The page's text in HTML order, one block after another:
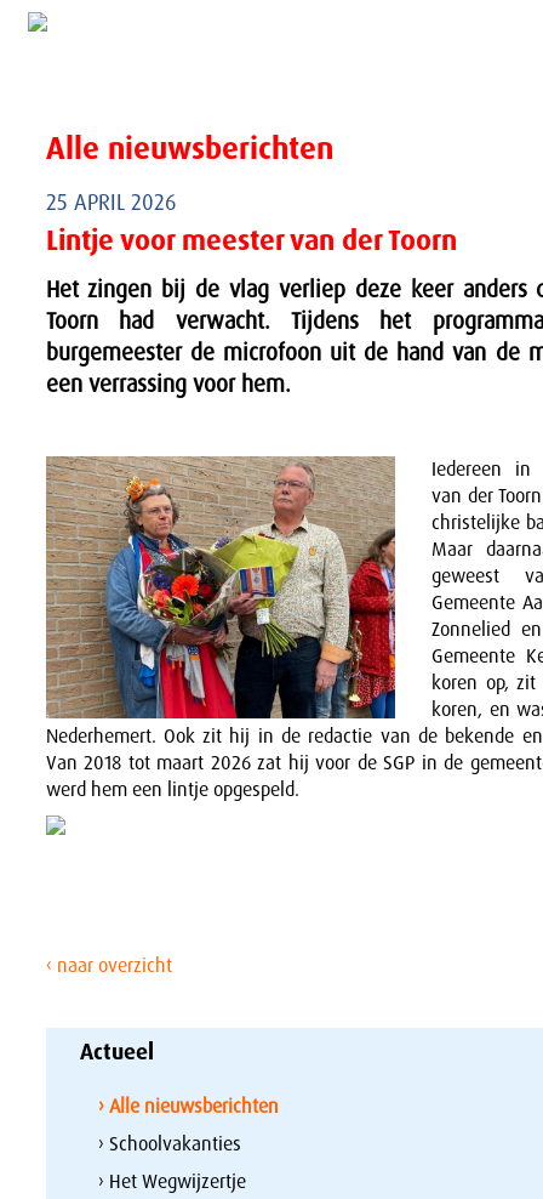
Alle nieuwsberichten
25 APRIL 2026
Lintje voor meester van der Toorn
Het zingen bij de vlag verliep deze keer anders
Toorn had verwacht. Tijdens het
burgemeester de microfoon uit de hand van de
een verrassing voor hem.
Iedereen in
van der
christelijke
Maar
geweest
Gemeente
Zonnelied
Gemeente
koren op,
koren, en
Nederhemert. Ook zit hij in de redactie van de bekende
Van 2018 tot maart 2026 zat hij voor de SGP in de
werd hem een lintje opgespeld.
‹ naar overzicht
Actueel
› Alle nieuwsberichten
› Schoolvakanties
› Het Wegwijzertje